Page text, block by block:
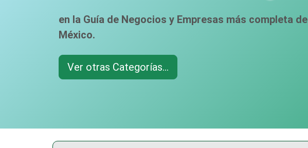
en la Guía de Negocios y Empresas más completa de
México.
Ver otras Categorías...